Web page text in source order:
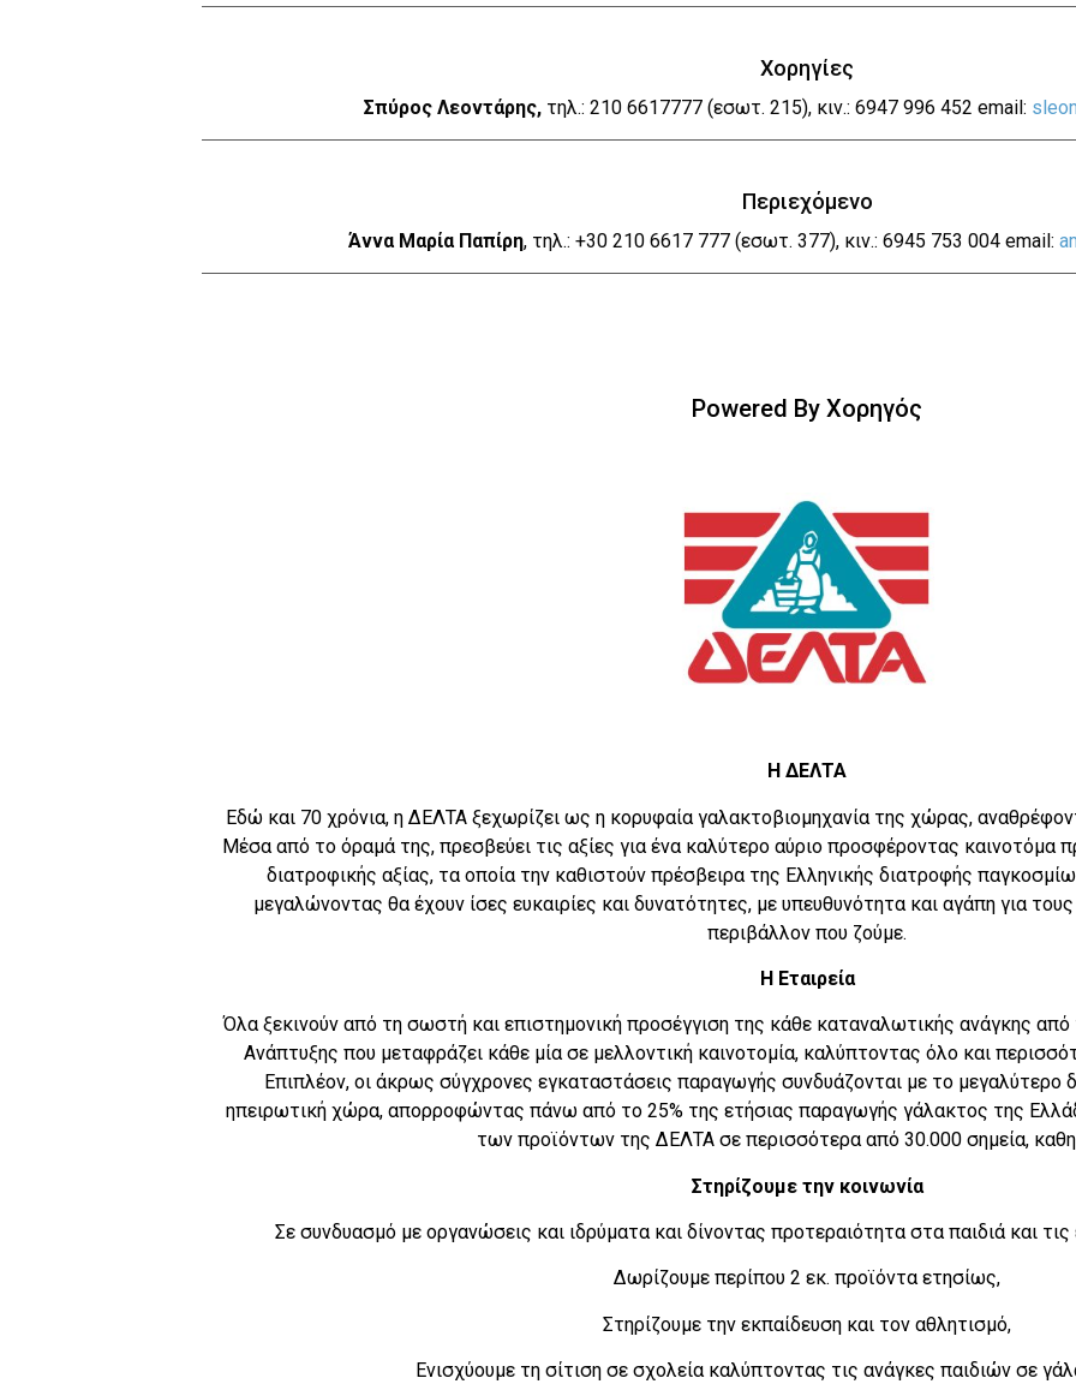
Χορηγίες
Σπύρος Λεοντάρης, τηλ.: 210 6617777 (εσωτ. 215), κιν.: 6947 996 452 email:
Περιεχόμενο
Άννα Μαρία Παπίρη, τηλ.: +30 210 6617 777 (εσωτ. 377), κιν.: 6945 753 004 email:
Powered By Χορηγός
Η ΔΕΛΤΑ
Εδώ και 70 χρόνια, η ΔΕΛΤΑ ξεχωρίζει ως η κορυφαία γαλακτοβιομηχανία της χώρας,
Μέσα από το όραμά της, πρεσβεύει τις αξίες για ένα καλύτερο αύριο προσφέροντας καινοτόμα
διατροφικής αξίας, τα οποία την καθιστούν πρέσβειρα της Ελληνικής διατροφής
μεγαλώνοντας θα έχουν ίσες ευκαιρίες και δυνατότητες, με υπευθυνότητα και αγάπη για
περιβάλλον που ζούμε.
Η Εταιρεία
Όλα ξεκινούν από τη σωστή και επιστημονική προσέγγιση της κάθε καταναλωτικής ανάγκης από
Ανάπτυξης που μεταφράζει κάθε μία σε μελλοντική καινοτομία, καλύπτοντας όλο και
Επιπλέον, οι άκρως σύγχρονες εγκαταστάσεις παραγωγής συνδυάζονται με το μεγαλύτερο
ηπειρωτική χώρα, απορροφώντας πάνω από το 25% της ετήσιας παραγωγής γάλακτος της
των προϊόντων της ΔΕΛΤΑ σε περισσότερα από 30.000 σημεία,
Στηρίζουμε την κοινωνία
Σε συνδυασμό με οργανώσεις και ιδρύματα και δίνοντας προτεραιότητα στα παιδιά και
Δωρίζουμε περίπου 2 εκ. προϊόντα ετησίως,
Στηρίζουμε την εκπαίδευση και τον αθλητισμό,
Ενισχύουμε τη σίτιση σε σχολεία καλύπτοντας τις ανάγκες παιδιών σε